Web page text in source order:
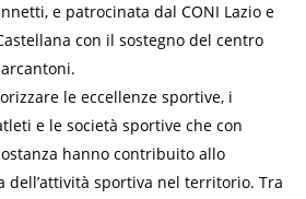
e patrocinata dal CONI Lazio e
con il sostegno del centro
le eccellenze sportive, i
e le società sportive che con
hanno contribuito allo
dell’attività sportiva nel territorio. Tra